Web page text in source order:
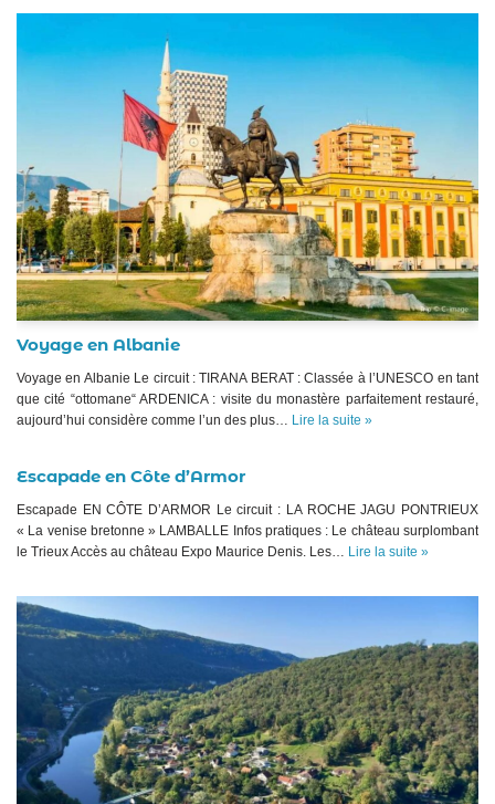
Voyage en Albanie
Voyage en Albanie Le circuit : TIRANA BERAT : Classée à l’UNESCO en tant
que cité “ottomane“ ARDENICA : visite du monastère parfaitement restauré,
aujourd’hui considère comme l’un des plus… Lire la suite »
Escapade en Côte d’Armor
Escapade EN CÔTE D’ARMOR Le circuit : LA ROCHE JAGU PONTRIEUX
« La venise bretonne » LAMBALLE Infos pratiques : Le château surplombant
le Trieux Accès au château Expo Maurice Denis. Les… Lire la suite »